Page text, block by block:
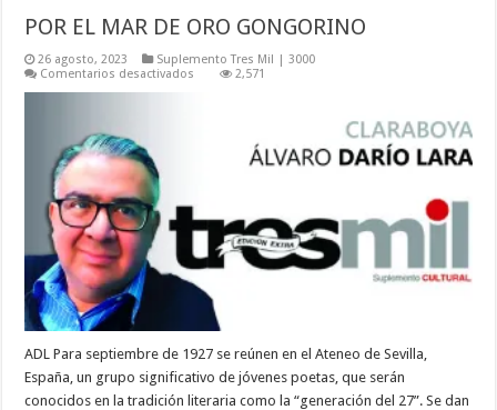
POR EL MAR DE ORO GONGORINO
26 agosto, 2023
Suplemento Tres Mil | 3000
Comentarios desactivados
GONGORINO
2,571
ADL Para septiembre de 1927 se reúnen en el Ateneo de Sevilla,
España, un grupo significativo de jóvenes poetas, que serán
conocidos en la tradición literaria como la “generación del 27”. Se dan